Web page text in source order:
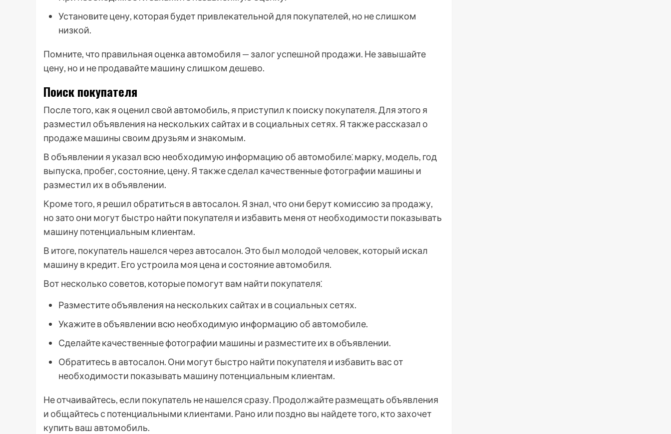
Установите цену, которая будет привлекательной для покупателей, но не слишком
низкой.
Помните, что правильная оценка автомобиля — залог успешной продажи. Не завышайте
цену, но и не продавайте машину слишком дешево.
Поиск покупателя
После того, как я оценил свой автомобиль, я приступил к поиску покупателя. Для этого я
разместил объявления на нескольких сайтах и в социальных сетях. Я также рассказал о
продаже машины своим друзьям и знакомым.
В объявлении я указал всю необходимую информацию об автомобиле⁚ марку, модель, год
выпуска, пробег, состояние, цену. Я также сделал качественные фотографии машины и
разместил их в объявлении.
Кроме того, я решил обратиться в автосалон. Я знал, что они берут комиссию за продажу,
но зато они могут быстро найти покупателя и избавить меня от необходимости показывать
машину потенциальным клиентам.
В итоге, покупатель нашелся через автосалон. Это был молодой человек, который искал
машину в кредит. Его устроила моя цена и состояние автомобиля.
Вот несколько советов, которые помогут вам найти покупателя⁚
Разместите объявления на нескольких сайтах и в социальных сетях.
Укажите в объявлении всю необходимую информацию об автомобиле.
Сделайте качественные фотографии машины и разместите их в объявлении.
Обратитесь в автосалон. Они могут быстро найти покупателя и избавить вас от
необходимости показывать машину потенциальным клиентам.
Не отчаивайтесь, если покупатель не нашелся сразу. Продолжайте размещать объявления
и общайтесь с потенциальными клиентами. Рано или поздно вы найдете того, кто захочет
купить ваш автомобиль.